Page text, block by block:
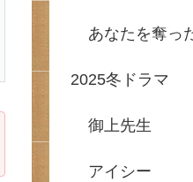
あなたを奪っ
2025冬ドラマ
御上先生
アイシー